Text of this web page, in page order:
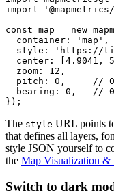
import
const map = new
container : 'map'
style :
'https://
center : [4.9041 ,
zoom : 12 ,
pitch : 0 ,
// 0
bearing : 0 ,
// 0
The style URL points
that defines all layers,
style JSON yourself to
the Map Visualization &
Switch to dark